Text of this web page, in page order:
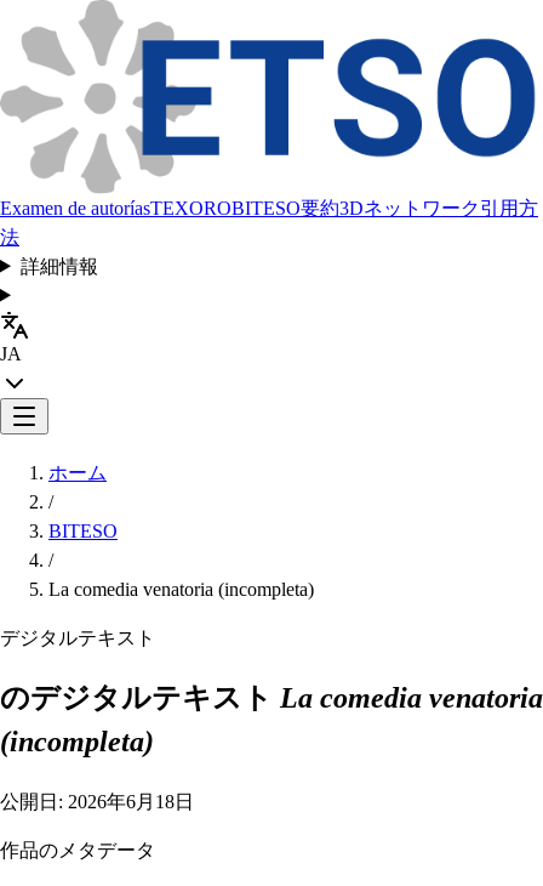
Examen de autoríasTEXOROBITESO要約3Dネットワーク引用方
法
詳細情報
JA
ホーム
/
BITESO
/
La comedia venatoria (incompleta)
デジタルテキスト
のデジタルテキスト La comedia venatoria
(incompleta)
公開日: 2026年6月18日
作品のメタデータ